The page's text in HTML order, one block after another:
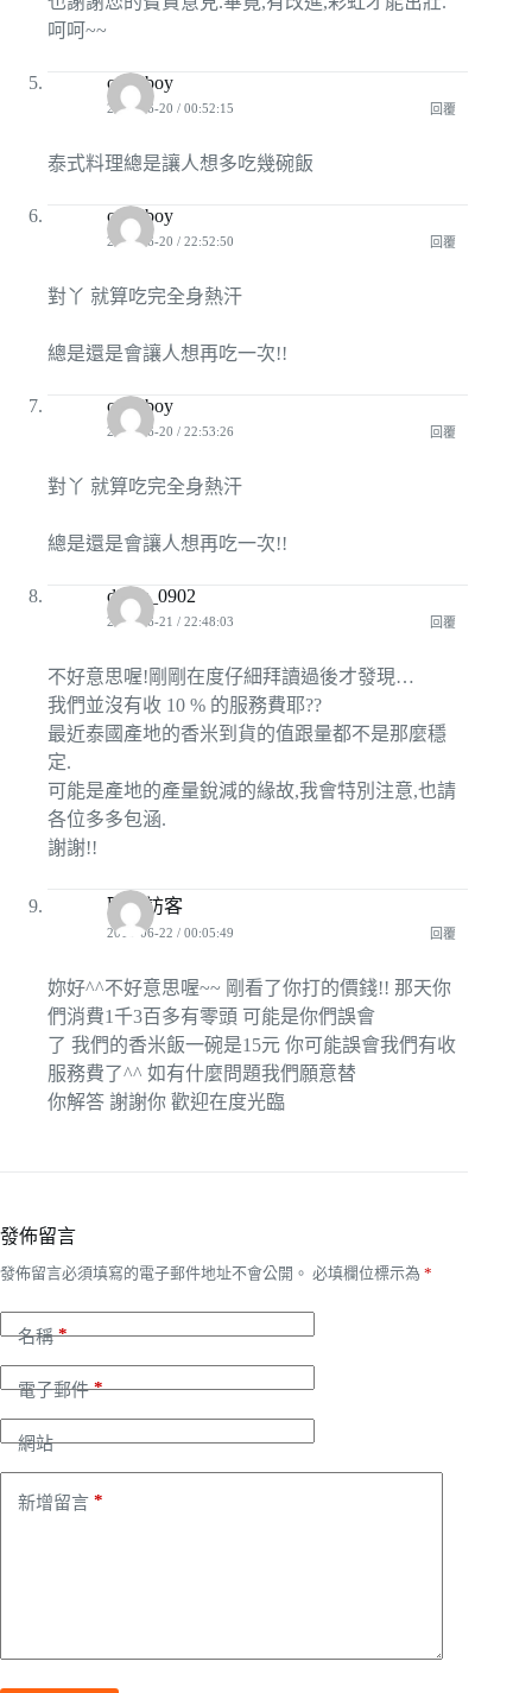
呵呵~~
o125boy
2010-06-20 / 00:52:15 回覆
泰式料理總是讓人想多吃幾碗飯
o125boy
2010-06-20 / 22:52:50 回覆
對丫 就算吃完全身熱汗
總是還是會讓人想再吃一次!!
o125boy
2010-06-20 / 22:53:26 回覆
對丫 就算吃完全身熱汗
總是還是會讓人想再吃一次!!
dteric_0902
2010-06-21 / 22:48:03 回覆
不好意思喔!剛剛在度仔細拜讀過後才發現…
我們並沒有收 10 % 的服務費耶??
最近泰國產地的香米到貨的值跟量都不是那麼穩
定.
可能是產地的產量銳減的緣故,我會特別注意,也請
各位多多包涵.
謝謝!!
匿名訪客
2010-06-22 / 00:05:49 回覆
妳好^^不好意思喔~~ 剛看了你打的價錢!! 那天你
們消費1千3百多有零頭 可能是你們誤會
了 我們的香米飯一碗是15元 你可能誤會我們有收
服務費了^^ 如有什麼問題我們願意替
你解答 謝謝你 歡迎在度光臨
發佈留言
發佈留言必須填寫的電子郵件地址不會公開。 必填欄位標示為 *
名稱*
電子郵件*
網站
新增留言 *